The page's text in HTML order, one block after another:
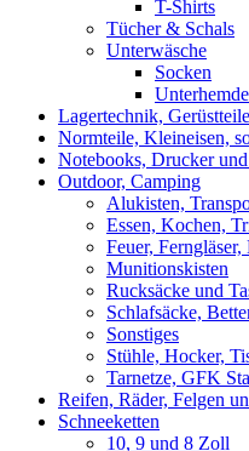
T-Shirts
Tücher & Schals
Unterwäsche
Socken
Lagertechnik, Gerüstteile
Normteile, Kleineisen,
Notebooks, Drucker
Outdoor, Camping
Alukisten,
Essen, Kochen,
Feuer, Ferngläser,
Munitionskisten
Rucksäcke und
Schlafsäcke,
Sonstiges
Stühle, Hocker,
Tarnetze, GFK
Reifen, Räder, Felgen
Schneeketten
10, 9 und 8 Zoll